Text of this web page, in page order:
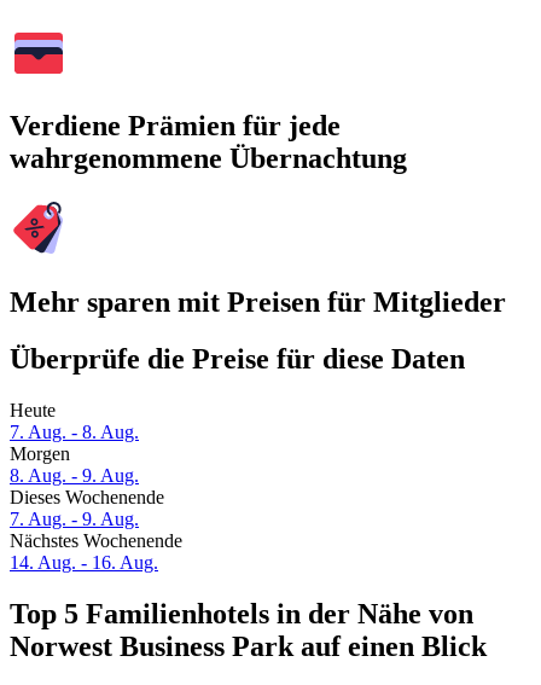
Verdiene Prämien für jede
wahrgenommene Übernachtung
Mehr sparen mit Preisen für Mitglieder
Überprüfe die Preise für diese Daten
Heute
7. Aug. - 8. Aug.
Morgen
8. Aug. - 9. Aug.
Dieses Wochenende
7. Aug. - 9. Aug.
Nächstes Wochenende
14. Aug. - 16. Aug.
Top 5 Familienhotels in der Nähe von
Norwest Business Park auf einen Blick